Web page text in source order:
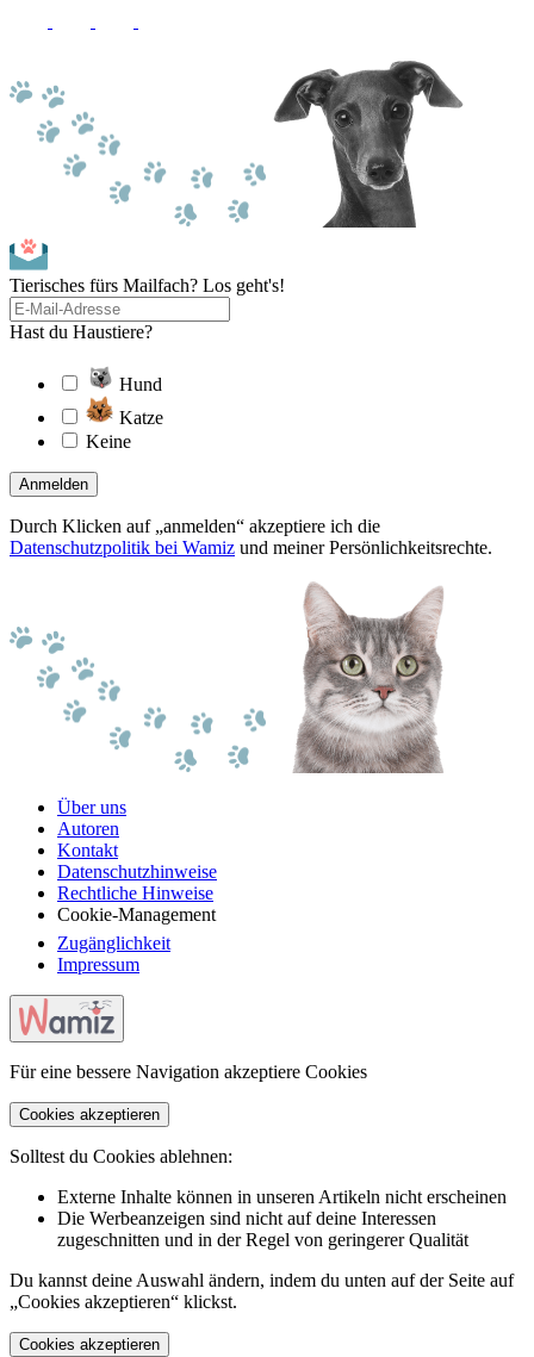
Tierisches fürs Mailfach? Los geht's!
Hast du Haustiere?
Hund
Katze
Keine
Anmelden
Durch Klicken auf „anmelden“ akzeptiere ich die
Datenschutzpolitik bei Wamiz und meiner Persönlichkeitsrechte.
Über uns
Autoren
Kontakt
Datenschutzhinweise
Rechtliche Hinweise
Cookie-Management
Zugänglichkeit
Impressum
Für eine bessere Navigation akzeptiere Cookies
Cookies akzeptieren
Solltest du Cookies ablehnen:
Externe Inhalte können in unseren Artikeln nicht erscheinen
Die Werbeanzeigen sind nicht auf deine Interessen
zugeschnitten und in der Regel von geringerer Qualität
Du kannst deine Auswahl ändern, indem du unten auf der Seite auf
„Cookies akzeptieren“ klickst.
Cookies akzeptieren